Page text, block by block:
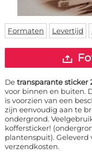
Vloermat
Skateboard deck
Levertijden
Inloggen
WhatsApp
Formaten Levertijd
De transparante sticker
voor binnen en buiten.
is voorzien van een
zijn eenvoudig aan te
ondergrond.
koffersticker!
plantenspuit). Geleverd
verzendkosten.